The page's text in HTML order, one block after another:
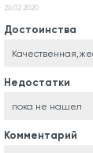
26.02.2020
Достоинства
Недостатки
пока не нашел
Комментарий